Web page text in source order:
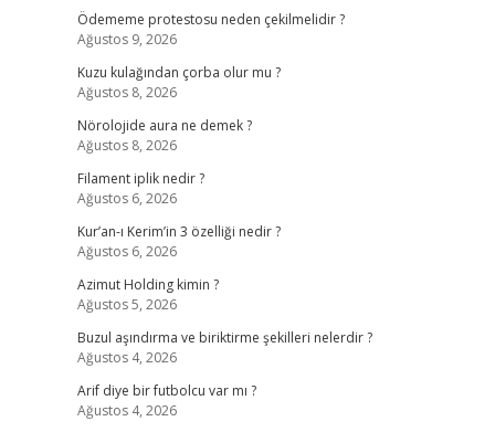
Ödememe protestosu neden çekilmelidir ?
Ağustos 9, 2026
Kuzu kulağından çorba olur mu ?
Ağustos 8, 2026
Nörolojide aura ne demek ?
Ağustos 8, 2026
Filament iplik nedir ?
Ağustos 6, 2026
Kur’an-ı Kerim’in 3 özelliği nedir ?
Ağustos 6, 2026
Azimut Holding kimin ?
Ağustos 5, 2026
Buzul aşındırma ve biriktirme şekilleri nelerdir ?
Ağustos 4, 2026
Arif diye bir futbolcu var mı ?
Ağustos 4, 2026